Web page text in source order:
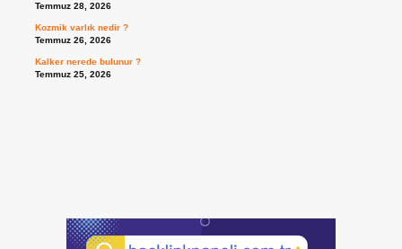
Temmuz 28, 2026
Kozmik varlık nedir ?
Temmuz 26, 2026
Kalker nerede bulunur ?
Temmuz 25, 2026